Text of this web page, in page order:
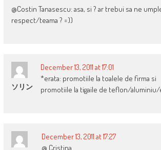
@Costin Tanasescu: asa, si ? ar trebui sa ne
respect/teama ? =))
ソリン
December 13, 2011 at 17:01
*erata: promotiile la toalele de firma si
promotiile la tigaile de teflon/
December 13, 2011 at 17:27
@ Cristina